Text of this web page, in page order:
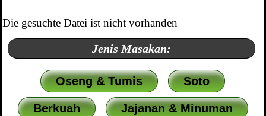
Die gesuchte Datei ist nicht vorhanden
Jenis Masakan:
Oseng & Tumis Soto
Berkuah Jajanan & Minuman